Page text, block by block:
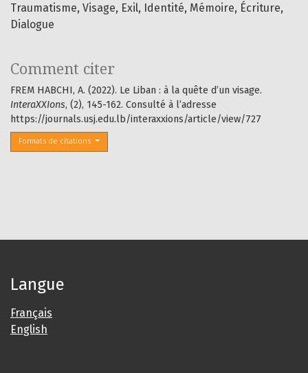
Traumatisme Visage Exil Identité Mémoire Écriture
Dialogue
Comment citer
FREM HABCHI, A. (2022). Le Liban : à la quête d’un visage.
InteraXXIons, (2), 145-162. Consulté à l’adresse
https://journals.usj.edu.lb/interaxxions/article/view/727
Formats de citations
Langue
Français
English